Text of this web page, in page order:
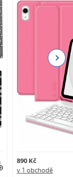
890 Kč
v 1 obchodě
Next